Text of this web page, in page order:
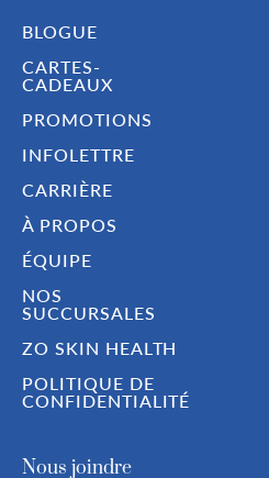
BLOGUE
CARTES-
CADEAUX
PROMOTIONS
INFOLETTRE
CARRIÈRE
À PROPOS
ÉQUIPE
NOS
SUCCURSALES
ZO SKIN HEALTH
POLITIQUE DE
CONFIDENTIALITÉ
Nous joindre